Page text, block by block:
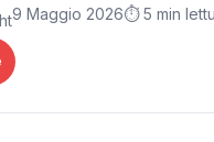
9 Maggio 2026⏱️ 5 min